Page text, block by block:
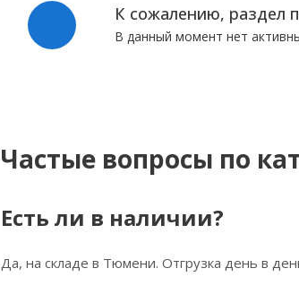
К сожалению, раздел
В данный момент нет
Частые вопросы по
Есть ли в наличии?
Да, на складе в Тюмени. Отгрузка день в